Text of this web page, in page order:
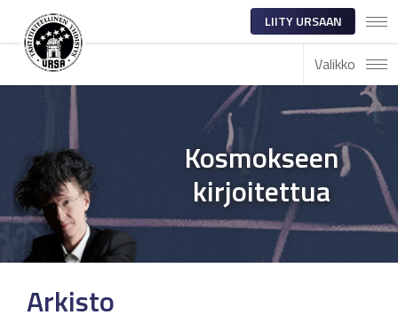
LIITY URSAAN
Valikko
Kosmokseen
kirjoitettua
Arkisto